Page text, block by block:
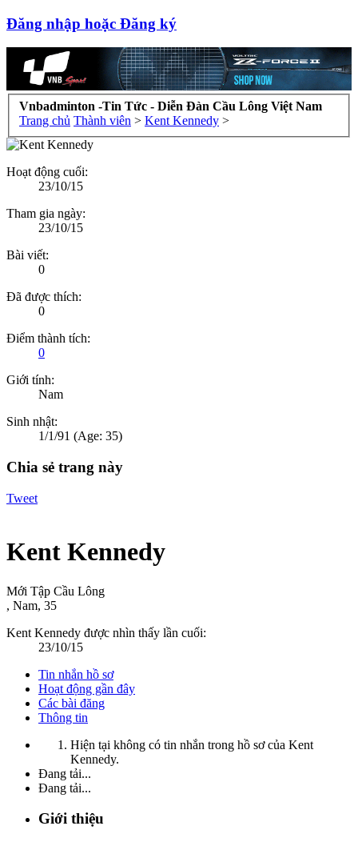
Đăng nhập hoặc Đăng ký
Vnbadminton -Tin Tức - Diễn Đàn Cầu Lông Việt Nam
Trang chủ Thành viên > Kent Kennedy >
Hoạt động cuối:
23/10/15
Tham gia ngày:
23/10/15
Bài viết:
0
Đã được thích:
0
Điểm thành tích:
0
Giới tính:
Nam
Sinh nhật:
1/1/91 (Age: 35)
Chia sẻ trang này
Tweet
Kent Kennedy
Mới Tập Cầu Lông
, Nam, 35
Kent Kennedy được nhìn thấy lần cuối:
23/10/15
Tin nhắn hồ sơ
Hoạt động gần đây
Các bài đăng
Thông tin
Hiện tại không có tin nhắn trong hồ sơ của Kent
Kennedy.
Đang tải...
Đang tải...
Giới thiệu